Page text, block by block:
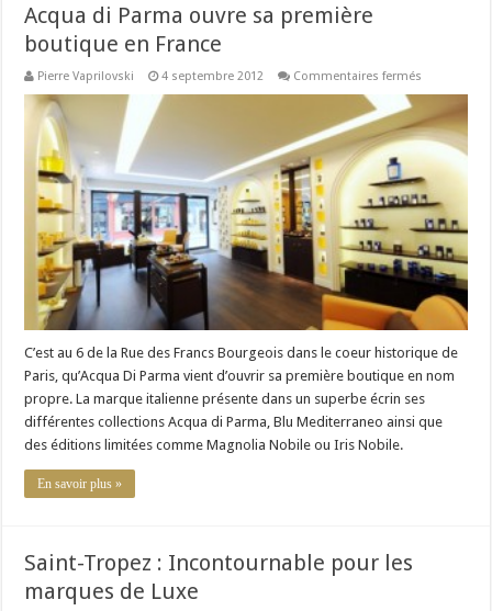
Acqua di Parma ouvre sa première
boutique en France
Pierre Vaprilovski 4 septembre 2012 Commentaires fermés
Parma
ouvre
sa
première
boutique
en
France
C’est au 6 de la Rue des Francs Bourgeois dans le coeur historique de
Paris, qu’Acqua Di Parma vient d’ouvrir sa première boutique en nom
propre. La marque italienne présente dans un superbe écrin ses
différentes collections Acqua di Parma, Blu Mediterraneo ainsi que
des éditions limitées comme Magnolia Nobile ou Iris Nobile.
En savoir plus »
Saint-Tropez : Incontournable pour les
marques de Luxe